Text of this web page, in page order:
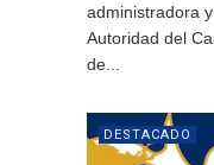
administradora
Autoridad del
de...
DESTACADO